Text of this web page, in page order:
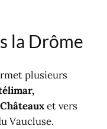
la Drôme
plusieurs
et vers
Vaucluse.